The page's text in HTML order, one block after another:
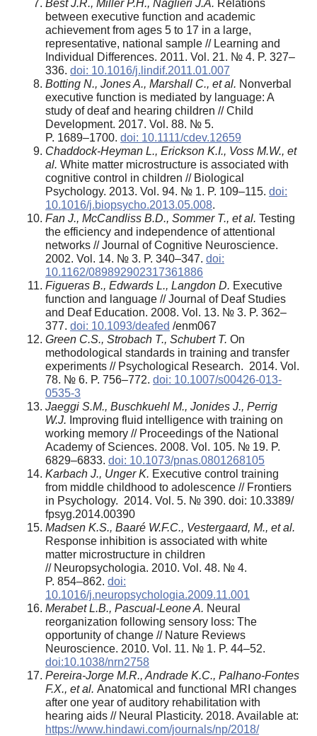
Best J.R., Miller P.H., Naglieri J.A. Relations
between executive function and academic
achievement from ages 5 to 17 in a large,
representative, national sample // Learning and
Individual Differences. 2011. Vol. 21. № 4. P. 327–
336. doi: 10.1016/j.lindif.2011.01.007
Botting N., Jones A., Marshall C., et al. Nonverbal
executive function is mediated by language: A
study of deaf and hearing children // Child
Development. 2017. Vol. 88. № 5.
P. 1689–1700. doi: 10.1111/cdev.12659
Chaddock-Heyman L., Erickson K.I., Voss M.W., et
al. White matter microstructure is associated with
cognitive control in children // Biological
Psychology. 2013. Vol. 94. № 1. P. 109–115. doi:
10.1016/j.biopsycho.2013.05.008.
Fan J., McCandliss B.D., Sommer T., et al. Testing
the efficiency and independence of attentional
networks // Journal of Cognitive Neuroscience.
2002. Vol. 14. № 3. P. 340–347. doi:
10.1162/089892902317361886
Figueras B., Edwards L., Langdon D. Executive
function and language // Journal of Deaf Studies
and Deaf Education. 2008. Vol. 13. № 3. P. 362–
377. doi: 10.1093/deafed /enm067
Green C.S., Strobach T., Schubert T. On
methodological standards in training and transfer
experiments // Psychological Research. 2014. Vol.
78. № 6. P. 756–772. doi: 10.1007/s00426-013-
0535-3
Jaeggi S.M., Buschkuehl M., Jonides J., Perrig
W.J. Improving fluid intelligence with training on
working memory // Proceedings of the National
Academy of Sciences. 2008. Vol. 105. № 19. P.
6829–6833. doi: 10.1073/pnas.0801268105
Karbach J., Unger K. Executive control training
from middle childhood to adolescence // Frontiers
in Psychology. 2014. Vol. 5. № 390. doi: 10.3389/
fpsyg.2014.00390
Madsen K.S., Baaré W.F.C., Vestergaard, M., et al.
Response inhibition is associated with white
matter microstructure in children
// Neuropsychologia. 2010. Vol. 48. № 4.
P. 854–862. doi:
10.1016/j.neuropsychologia.2009.11.001
Merabet L.B., Pascual-Leone A. Neural
reorganization following sensory loss: The
opportunity of change // Nature Reviews
Neuroscience. 2010. Vol. 11. № 1. P. 44–52.
doi:10.1038/nrn2758
Pereira-Jorge M.R., Andrade K.C., Palhano-Fontes
F.X., et al. Anatomical and functional MRI changes
after one year of auditory rehabilitation with
hearing aids // Neural Plasticity. 2018. Available at:
https://www.hindawi.com/journals/np/2018/